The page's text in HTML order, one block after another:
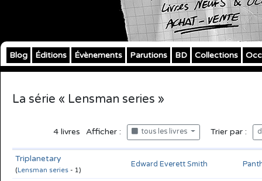
Blog Éditions Évènements Parutions BD Collections
La série « Lensman series »
4 livres Afficher : tous les livres Trier par :
Triplanetary
(Lensman series - 1)
Edward Everett Smith